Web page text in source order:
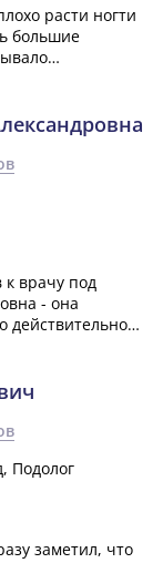
расти ногти
большие
М...»
к врачу под
- она
действительно
Подолог
заметил, что